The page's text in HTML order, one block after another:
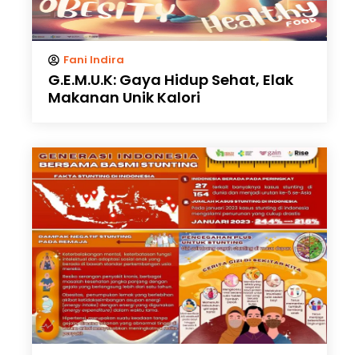
Fani Indira
G.E.M.U.K: Gaya Hidup Sehat, Elak
Makanan Unik Kalori